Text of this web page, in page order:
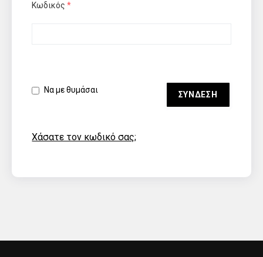
Κωδικός*
Να με θυμάσαι
Χάσατε τον κωδικό σας;